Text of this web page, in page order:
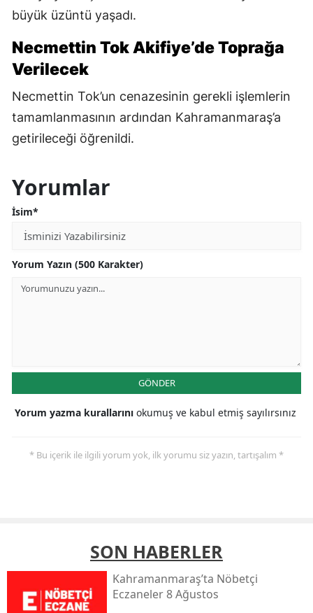
büyük üzüntü yaşadı.
Necmettin Tok Akifiye’de Toprağa
Verilecek
Necmettin Tok’un cenazesinin gerekli işlemlerin
tamamlanmasının ardından Kahramanmaraş’a
getirileceği öğrenildi.
Yorumlar
İsim*
Yorum Yazın (500 Karakter)
GÖNDER
Yorum yazma kurallarını okumuş ve kabul etmiş sayılırsınız
* Bu içerik ile ilgili yorum yok, ilk yorumu siz yazın, tartışalım *
SON HABERLER
Kahramanmaraş’ta Nöbetçi
Eczaneler 8 Ağustos